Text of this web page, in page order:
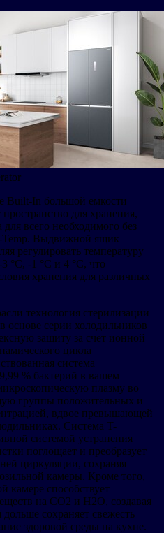
Built-In большой емкости
для хранения,
для всего необходимого без
Temp. Выдвижной ящик
регулировать температуру
°C, -1 °C и 4 °C, что
хранения для различных
технология стерилизации
основе серии холодильников
защиту за счет ионной
цикла
система
% бактерий в вашем
плазму во
группы положительных и
вдвое превышающей
Система T-
системой устранения
поглощает и преобразует
циркуляции, сохраняя
камеры. Кроме того,
камере способствует
на CO2 и H2O, создавая
дольше сохраняет свежесть
здоровой среды на кухне.